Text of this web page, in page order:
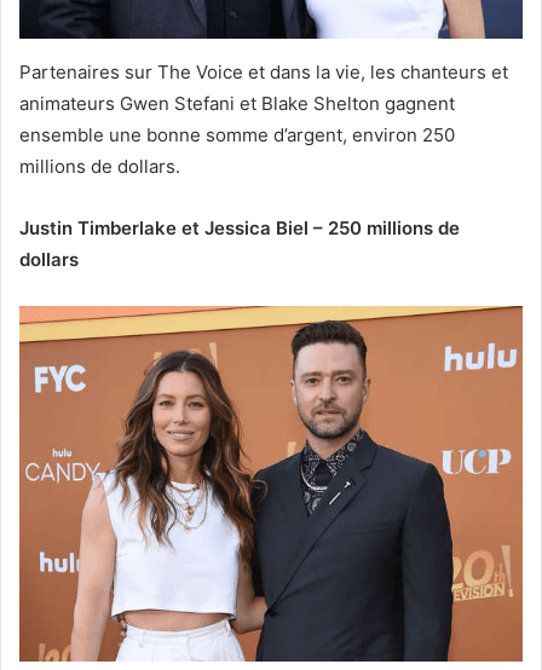
Partenaires sur The Voice et dans la vie, les chanteurs et
animateurs Gwen Stefani et Blake Shelton gagnent
ensemble une bonne somme d’argent, environ 250
millions de dollars.
Justin Timberlake et Jessica Biel – 250 millions de
dollars